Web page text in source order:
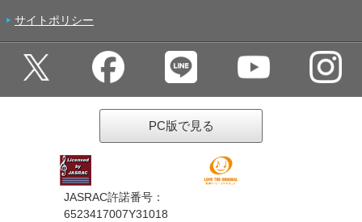
サイトポリシー
PC版で見る
JASRAC許諾番号：
6523417007Y31018